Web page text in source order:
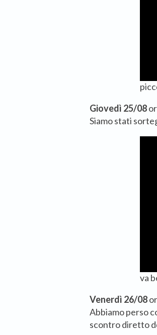
Giovedì 25/08
Siamo stati
va
Venerdì 26/08
Abbiamo perso
scontro diretto